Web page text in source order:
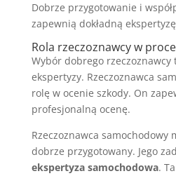
Dobrze przygotowanie i
zapewnią dokładną
Rola rzeczoznawcy w
Wybór dobrego rzeczoznawcy
ekspertyzy. Rzeczoznawca
rolę w ocenie szkody. On
profesjonalną ocenę.
Rzeczoznawca samochodowy
dobrze przygotowany. Jego
ekspertyza samochodowa.